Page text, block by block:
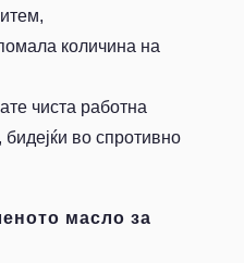
количина на
чиста работна
во спротивно
масло за